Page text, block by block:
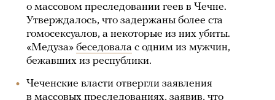
о массовом преследовании геев в Чечне.
Утверждалось, что задержаны более ста
гомосексуалов, а некоторые из них убиты.
«Медуза» беседовала с одним из мужчин,
бежавших из республики.
Чеченские власти отвергли заявления
в массовых преследованиях, заявив, что